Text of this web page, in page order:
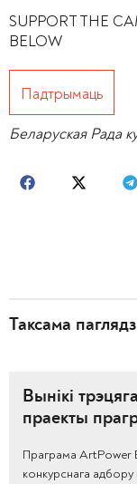
SUPPORT THE
BELOW
Падтрымаць
Беларуская Рада
Таксама
Вынікі
праекты
Праграма ArtPower
конкурснага